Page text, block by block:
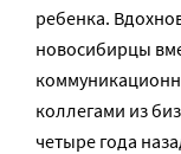
ребенка.
новосибирцы
коллегами из
четыре года